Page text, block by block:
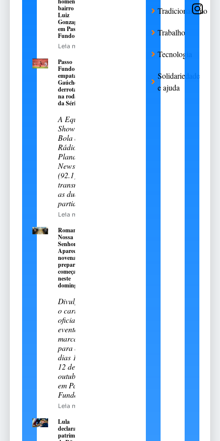
bairro São
Luiz
Gonzaga,
em Passo
Fundo
Leia mais
Passo
Fundo
empata e
Gaúcho é
derrotado
na rodada
da Série A-2
A Equipe
Show de
Bola da
Rádio
Planalto
News
(92.1)
transmitiu
as duas
partidas
Leia mais
Romaria de
Nossa
Senhora
Aparecida:
novena
preparatória
começa
neste
domingo, 9
Divulgado
o cartal
oficial do
evento
marcado
para os
dias 11 e
12 de
outubro
em Passo
Fundo
Leia mais
Lula
declara
patrimônio
Tradicionalismo
Trabalho
Tecnologia
Solidariedade
e ajuda